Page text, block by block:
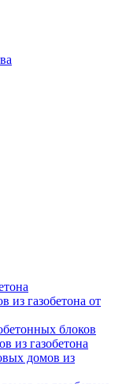
из газобетона от
блоков
из газобетона
домов из